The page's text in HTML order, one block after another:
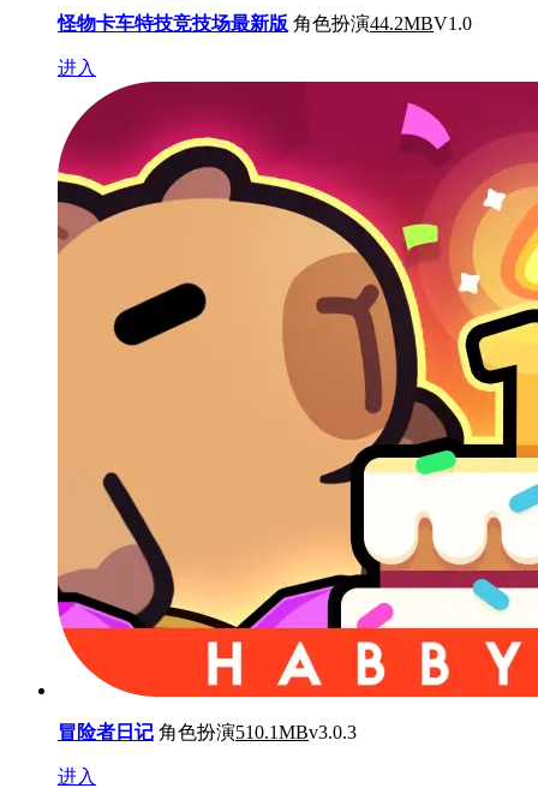
怪物卡车特技竞技场最新版 角色扮演44.2MBV1.0
进入
冒险者日记 角色扮演510.1MBv3.0.3
进入